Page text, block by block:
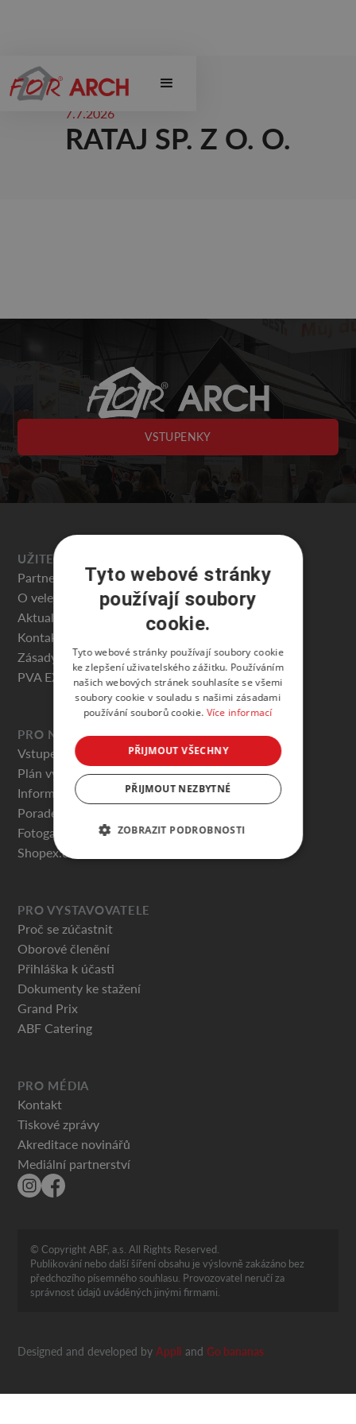
7.7.2026
RATAJ SP. Z O. O.
VSTUPENKY
UŽITEČNÉ
Partneři veletrhu
O veletrhu
Aktuality
Kontakty
Zásady ochrany osobních údajů
PVA EXPO PRAHA
PRO NÁVŠTĚVNÍKY
Vstupenky
Plán výstaviště
Informace pro návštěvníky
Poradenská centra
Fotogalerie
Shopex.cz
PRO VYSTAVOVATELE
Proč se zúčastnit
Oborové členění
Přihláška k účasti
Dokumenty ke stažení
Grand Prix
ABF Catering
PRO MÉDIA
Kontakt
Tiskové zprávy
Akreditace novinářů
Mediální partnerství
© Copyright ABF, a.s. All Rights Reserved.
Publikování nebo další šíření obsahu je výslovně zakázáno bez
předchozího písemného souhlasu. Provozovatel neručí za
správnost údajů uváděných jinými firmami.
Designed and developed byAppli andGo bananas
Tyto webové stránky
používají soubory
cookie.
Tyto webové stránky používají soubory cookie
ke zlepšení uživatelského zážitku. Používáním
našich webových stránek souhlasíte se všemi
soubory cookie v souladu s našimi zásadami
používání souborů cookie. Více informací
PŘIJMOUT VŠECHNY
PŘIJMOUT NEZBYTNÉ
ZOBRAZIT PODROBNOSTI